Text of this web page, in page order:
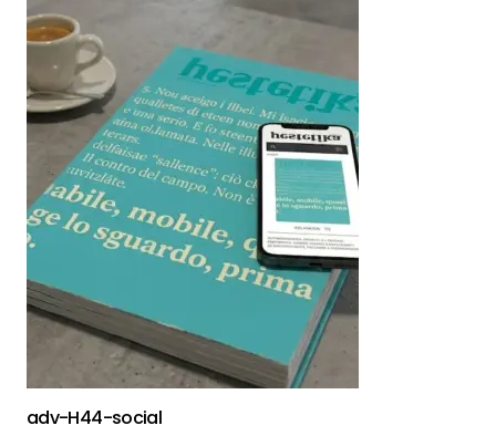
adv-H44-social